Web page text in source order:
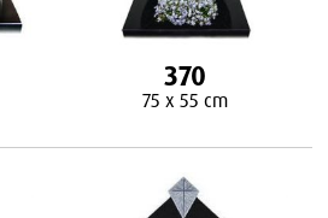
370
75 x 55 cm